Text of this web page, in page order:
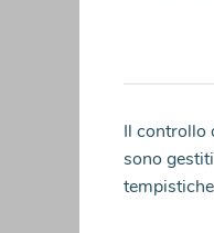
Il controllo
sono